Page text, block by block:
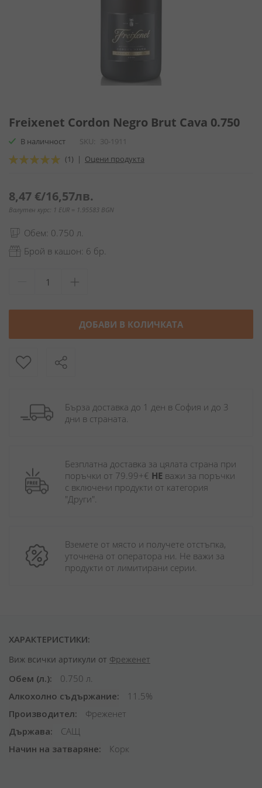
към
на
галерия
със
Freixenet Cordon Negro Brut Cava 0.750
В наличност SKU
30-1911
Оценка:
(1) | Оцени продукта
8,47 €/16,57лв.
Валутен курс: 1 EUR = 1.95583 BGN
Обем: 0.750 л.
Брой в кашон: 6 бр.
ДОБАВИ В КОЛИЧКАТА
Бърза доставка до 1 ден в София и до 3
дни в страната.
Безплатна доставка за цялата страна при
поръчки от 79.99+€ НЕ важи за поръчки
с включени продукти от категория
"Други".
Вземете от място и получете отстъпка,
уточнена от оператора ни. Не важи за
продукти от лимитирани серии.
ХАРАКТЕРИСТИКИ:
Виж всички артикули от Фреженет
Обем (л.)
0.750 л.
Алкохолно съдържание
11.5%
Производител
Фреженет
Държава
САЩ
Начин на затваряне
Корк